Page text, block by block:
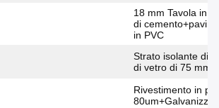
18 mm Tavola in
di
in PVC
Strato isolante di
di vetro di 75 mm
Rivestimento in